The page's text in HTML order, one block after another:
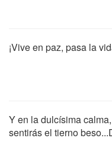
¡Vive en paz, pasa la
Y en la dulcísima
sentirás el tierno